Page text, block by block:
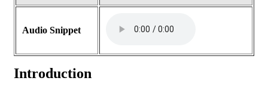
Audio Snippet
Introduction